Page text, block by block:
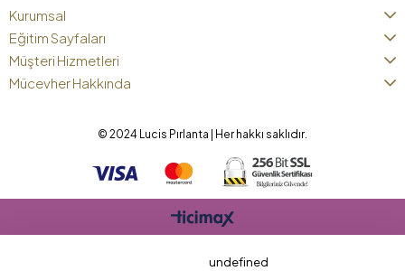
Kurumsal
Eğitim Sayfaları
Müşteri Hizmetleri
Mücevher Hakkında
© 2024 Lucis Pırlanta | Her hakkı saklıdır.
undefined